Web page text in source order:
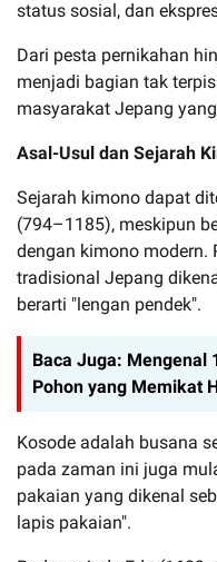
status sosial, dan
Dari pesta pernikahan
menjadi bagian tak
masyarakat Jepang
Asal-Usul dan Sejarah
Sejarah kimono dapat
(794–1185), meskipun
dengan kimono modern.
tradisional Jepang
berarti "lengan pendek".
Baca Juga: Mengenal
Pohon yang Memikat
Kosode adalah busana
pada zaman ini juga
pakaian yang dikenal
lapis pakaian".